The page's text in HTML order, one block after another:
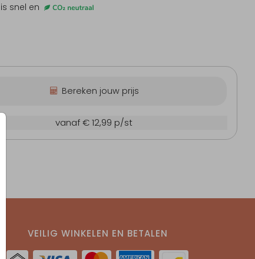
snel en
Bereken jouw prijs
vanaf € 12,99 p/st
VEILIG WINKELEN EN BETALEN